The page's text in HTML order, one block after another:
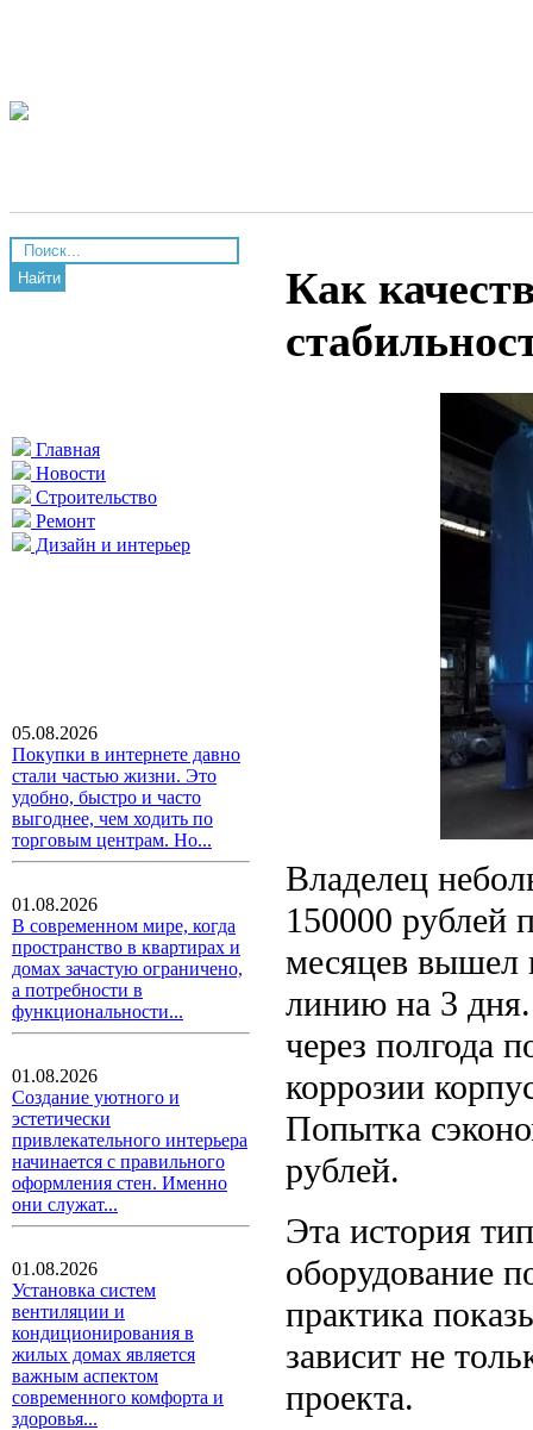
Найти
Главная
Новости
Строительство
Ремонт
Дизайн и интерьер
05.08.2026
Покупки в интернете давно
стали частью жизни. Это
удобно, быстро и часто
выгоднее, чем ходить по
торговым центрам. Но...
01.08.2026
В современном мире, когда
пространство в квартирах и
домах зачастую ограничено,
а потребности в
функциональности...
01.08.2026
Создание уютного и
эстетически
привлекательного интерьера
начинается с правильного
оформления стен. Именно
они служат...
01.08.2026
Установка систем
вентиляции и
кондиционирования в
жилых домах является
важным аспектом
современного комфорта и
здоровья...
Как
Владелец
150000 рублей
месяцев вышел
линию на 3
через полгода
коррозии
Попытка
рублей.
Эта история
оборудование
практика
зависит не
проекта.